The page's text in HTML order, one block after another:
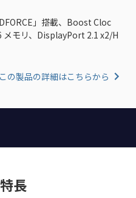
」搭載、Boost Cloc
メモリ、DisplayPort 2.1 x2/H
この製品の詳細はこちらから
長